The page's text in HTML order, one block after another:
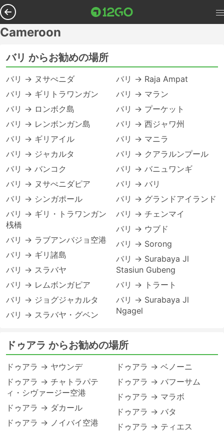
Cameroon
バリ からお勧めの場所
バリ → ヌサぺニダ
バリ → ギリトラワンガン
バリ → ロンボク島
バリ → レンボンガン島
バリ → ギリアイル
バリ → ジャカルタ
バリ → バンコク
バリ → ヌサぺニダピア
バリ → シンガポール
バリ → ギリ・トラワンガン
桟橋
バリ → ラブアンバジョ空港
バリ → ギリ諸島
バリ → スラバヤ
バリ → レムボンガピア
バリ → ジョグジャカルタ
バリ → スラバヤ・グベン
バリ → Raja Ampat
バリ → マラン
バリ → プーケット
バリ → 西ジャワ州
バリ → マニラ
バリ → クアラルンプール
バリ → バニュワンギ
バリ → バリ
バリ → グランドアイランド
バリ → チェンマイ
バリ → ウブド
バリ → Sorong
バリ → Surabaya Jl
Stasiun Gubeng
バリ → トラート
バリ → Surabaya Jl
Ngagel
ドゥアラ からお勧めの場所
ドゥアラ → ヤウンデ
ドゥアラ → チャトラパテ
ィ・シヴァージー空港
ドゥアラ → ダカール
ドゥアラ → ノイバイ空港
ドゥアラ → ベノーニ
ドゥアラ → バフーサム
ドゥアラ → マラボ
ドゥアラ → バタ
ドゥアラ → ティエス